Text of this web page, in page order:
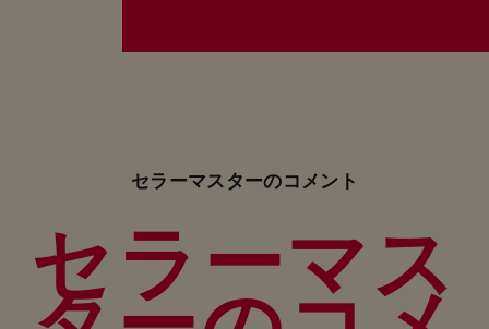
セラーマスターのコメント
セラーマス